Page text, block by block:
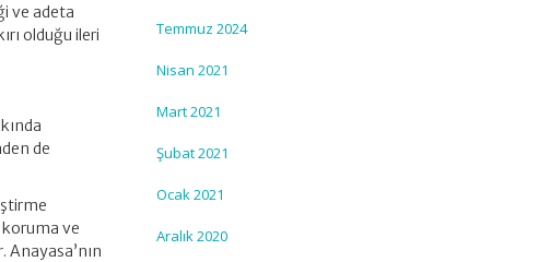
ve adeta
olduğu ileri
de
koruma ve
Anayasa’nın
Temmuz 2024
Nisan 2021
Mart 2021
Şubat 2021
Ocak 2021
Aralık 2020